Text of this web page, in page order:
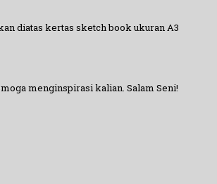
diatas kertas sketch book ukuran A3
menginspirasi kalian. Salam Seni!